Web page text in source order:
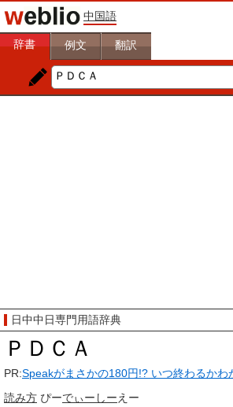
中国語
辞書 例文 翻訳
日中中日専門用語辞典
ＰＤＣＡ
PR:Speakがまさかの180円!? いつ終わるかわ
読み方 ぴーでぃーしーえー